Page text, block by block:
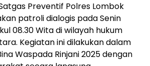
Preventif Polres Lombok
patroli dialogis pada Senin
08.30 Wita di wilayah hukum
Kegiatan ini dilakukan dalam
Waspada Rinjani 2025 dengan